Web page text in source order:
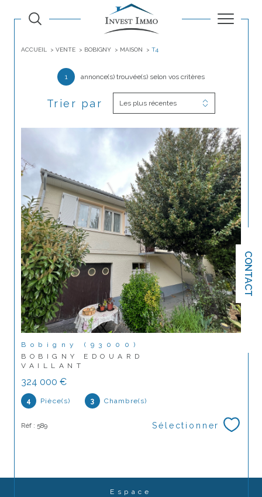
CONTACT
ACCUEIL VENTE BOBIGNY MAISON T4
1 annonce(s) trouvée(s) selon vos critères
Trier par Les plus récentes
Bobigny (93000)
BOBIGNY EDOUARD
VAILLANT
324 000 €
4 Pièce(s) 3 Chambre(s)
Réf : 589 Sélectionner
Espace